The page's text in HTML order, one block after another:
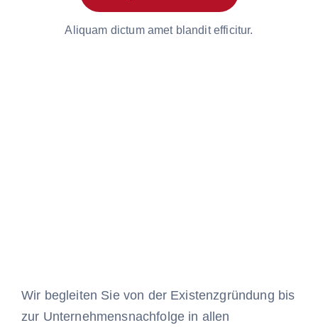
Aliquam dictum amet blandit efficitur.
Wir begleiten Sie von der Existenzgründung bis
zur Unternehmensnachfolge in allen